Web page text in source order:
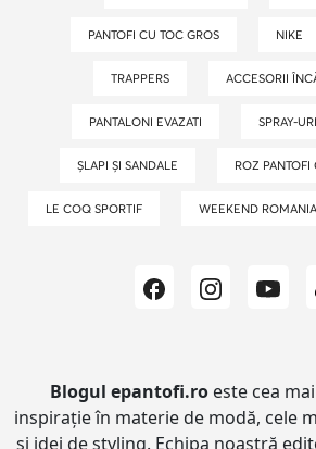
PANTOFI CU TOC GROS NIKE
TRAPPERS ACCESORII
PANTALONI EVAZATI SPRAY-
ȘLAPI ȘI SANDALE ROZ
LE COQ SPORTIF WEEKEND ROMANIA
Blogul epantofi.ro este cea
inspirație în materie de modă, cele
și idei de styling. Echipa noastră